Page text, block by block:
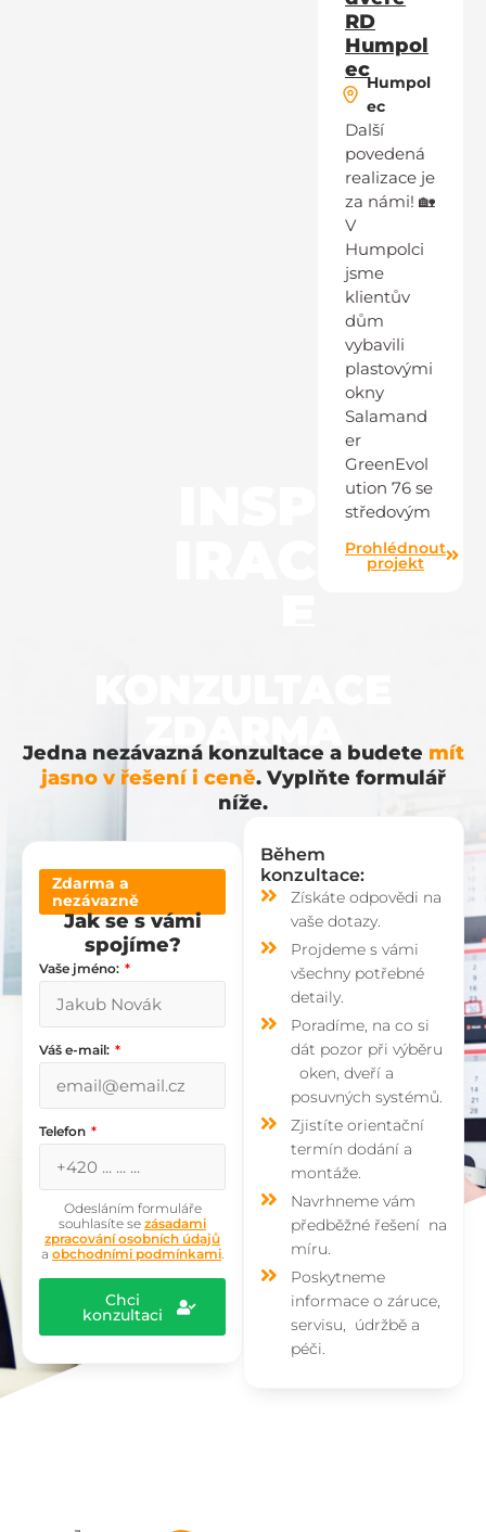
RD
Humpol
ec
Humpol
ec
Další
povedená
realizace je
za námi! 🏡
V
Humpolci
jsme
klientův
dům
vybavili
plastovými
okny
Salamand
er
GreenEvol
ution 76 se
středovým
Prohlédnout
projekt
ZDARMA
Jedna nezávazná konzultace a budete mít
jasno v řešení i ceně. Vyplňte formulář
níže.
Zdarma a
nezávazně
Jak se s vámi
spojíme?
Vaše jméno:
Váš e-mail:
Telefon
Odesláním formuláře
souhlasíte se zásadami
zpracování osobních údajů
a obchodními podmínkami.
Chci
konzultaci
Během
konzultace:
Získáte odpovědi na
vaše dotazy.
Projdeme s vámi
všechny potřebné
detaily.
Poradíme, na co si
dát pozor při výběru
oken, dveří a
posuvných systémů.
Zjistíte orientační
termín dodání a
montáže.
Navrhneme vám
předběžné řešení na
míru.
Poskytneme
informace o záruce,
servisu, údržbě a
péči.